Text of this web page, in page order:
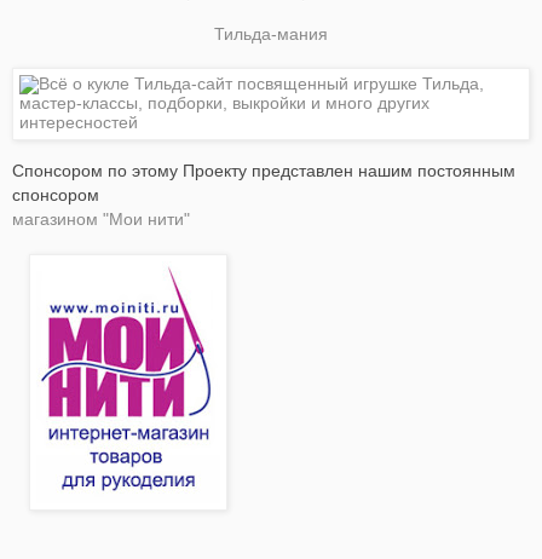
Тильда-мания
Спонсором по этому Проекту представлен нашим постоянным
спонсором
магазином "Мои нити"